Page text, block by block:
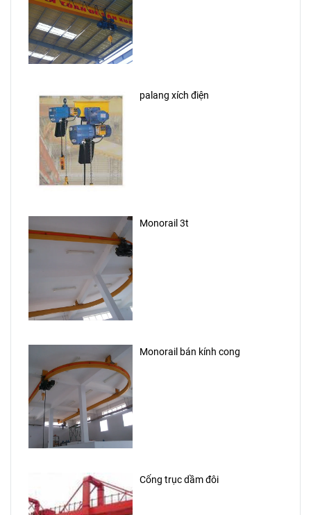
palang xích điện
Monorail 3t
Monorail bán kính cong
Cổng trục dầm đôi